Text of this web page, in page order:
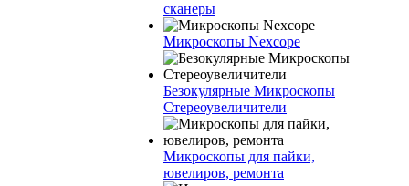
сканеры
Микроскопы Nexcope
Безокулярные Микроскопы
Стереоувеличители
Микроскопы для пайки,
ювелиров, ремонта